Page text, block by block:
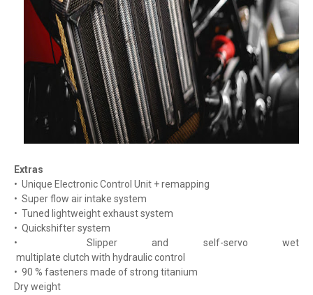
Extras
• Unique ElectronicControl Unit +remapping
• Superflow airintake system
• Tuned lightweightexhaustsystem
• Quickshiftersystem
•
Slipper and self-servo
wet
multiplate clutch with hydraulic control
• 90 % fasteners made ofstrong titanium
Dry weight